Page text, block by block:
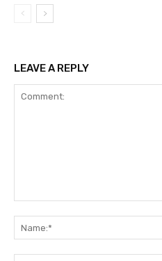
LEAVE A REPLY